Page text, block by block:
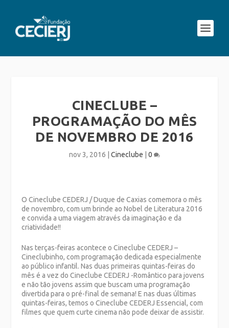
CINECLUBE –
PROGRAMAÇÃO DO MÊS
DE NOVEMBRO DE 2016
nov 3, 2016 Cineclube 0
O Cineclube CEDERJ / Duque de Caxias comemora o mês
de novembro, com um brinde ao Nobel de Literatura 2016
e convida a uma viagem através da imaginação e da
criatividade!!
Nas terças-feiras acontece o Cineclube CEDERJ –
Cineclubinho, com programação dedicada especialmente
ao público infantil. Nas duas primeiras quintas-feiras do
mês é a vez do Cineclube CEDERJ -Romântico para jovens
e não tão jovens assim que buscam uma programação
divertida para o pré-final de semana! E nas duas últimas
quintas-feiras, temos o Cineclube CEDERJ Essencial, com
filmes que quem curte cinema não pode deixar de assistir.